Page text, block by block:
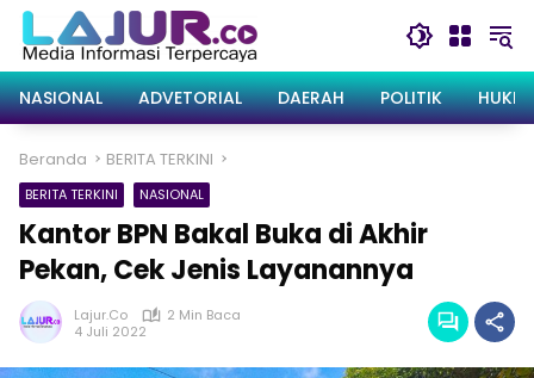
Langsung
konten
NASIONAL
ADVETORIAL DAERAH POLITIK
Beranda BERITA TERKINI
BERITA TERKINI NASIONAL
Kantor BPN Bakal Buka di Akhir
Pekan, Cek Jenis Layanannya
Lajur.co
2 Min Baca
4 Juli 2022